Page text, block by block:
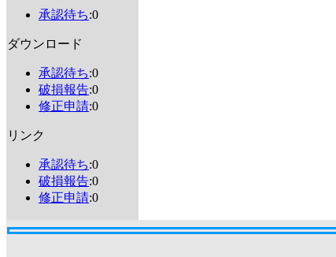
承認待ち:0
ダウンロード
承認待ち:0
破損報告:0
修正申請:0
リンク
承認待ち:0
破損報告:0
修正申請:0